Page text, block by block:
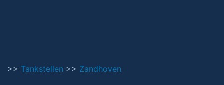
>> Tankstellen >> Zandhoven